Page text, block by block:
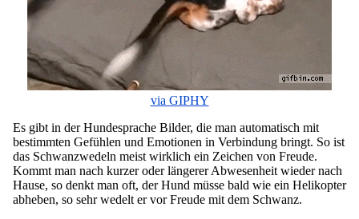
via GIPHY
Es gibt in der Hundesprache Bilder, die man automatisch mit
bestimmten Gefühlen und Emotionen in Verbindung bringt. So ist
das Schwanzwedeln meist wirklich ein Zeichen von Freude.
Kommt man nach kurzer oder längerer Abwesenheit wieder nach
Hause, so denkt man oft, der Hund müsse bald wie ein Helikopter
abheben, so sehr wedelt er vor Freude mit dem Schwanz.